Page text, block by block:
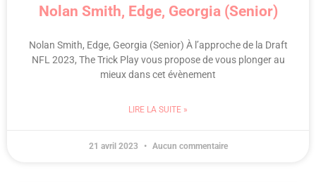
Nolan Smith, Edge, Georgia (Senior)
Nolan Smith, Edge, Georgia (Senior) À l’approche de la Draft
NFL 2023, The Trick Play vous propose de vous plonger au
mieux dans cet évènement
LIRE LA SUITE »
21 avril 2023 Aucun commentaire